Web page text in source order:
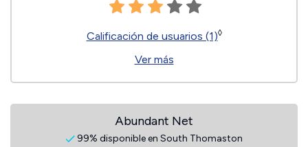
Calificación de usuarios (1)◊
Ver más
Abundant Net
99% disponible en South Thomaston